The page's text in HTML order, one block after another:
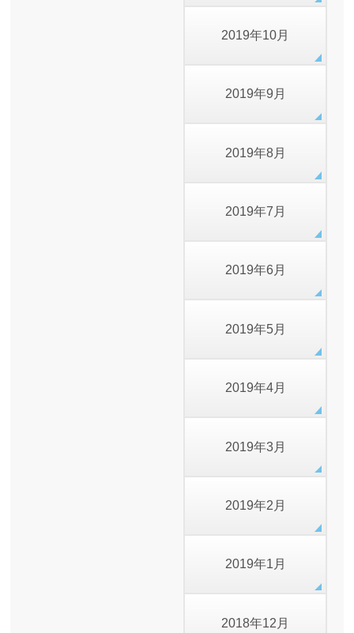
2019年10月
2019年9月
2019年8月
2019年7月
2019年6月
2019年5月
2019年4月
2019年3月
2019年2月
2019年1月
2018年12月